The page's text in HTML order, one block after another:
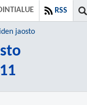
RSS
jaosto